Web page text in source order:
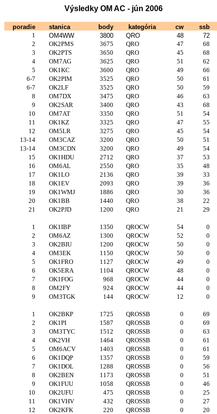
Výsledky OM AC - jún 2006
poradie stanica body kategória cw
ssb
1
OM4WW 3800 QRO 48
72
2
OK2PMS 3675 QRO 47
68
3
OK2PTS 3650 QRO 45
68
4
OM7AG 3625 QRO 51
62
5
OK1KC 3600 QRO 49
66
6-7
OK2PIM 3525 QRO 50
61
6-7
OK2LF 3525 QRO 50
59
8
OM7DX 3475 QRO 46
63
9
OK2SAR 3400 QRO 43
68
10
OM7AT 3350 QRO 51
54
11
OK1KZ 3325 QRO 47
55
12
OM5LR 3275 QRO 45
54
13-14
OM3CAZ 3200 QRO 50
51
13-14
OM3CDN 3200 QRO 49
54
15
OK1HDU 2712 QRO 37
53
16
OM6AL 2550 QRO 35
48
17
OK1LO 2136 QRO 39
33
18
OK1EV 2093 QRO 39
36
19
OK1WMJ 1886 QRO 30
36
20
OK1BB 1440 QRO 38
22
21
OK2PJD 1200 QRO 21 29
1 OK1IBP 1350 QROCW 54
0
2
OM6AZ 1300 QROCW 52
0
3
OK2BIU 1200 QROCW 50
0
4
OM3EK 1150 QROCW 50
0
5
OK1FRO 1127 QROCW 49
0
6
OK5ERA 1104 QROCW 48
0
7
OK1FOG 968 QROCW 44
0
8
OM2FY 924 QROCW 44
0
9
OM3TGK 144 QROCW 12 0
1 OK2BKP 1725 QROSSB 0
69
2
OK1PI 1587 QROSSB 0
69
3
OM3TYC 1512 QROSSB 0
63
4
OK2VH 1464 QROSSB 0
61
5
OM6ACV 1403 QROSSB 0
61
6
OK1DQP 1357 QROSSB 0
59
7
OK1DOL 1288 QROSSB 0
56
8
OK2BEN 1173 QROSSB 0
51
9
OK1FUU 1058 QROSSB 0
46
10
OK2UFU 475 QROSSB 0
25
11
OK1VHV 432 QROSSB 0
27
12
OK2KFK 220 QROSSB 0 20